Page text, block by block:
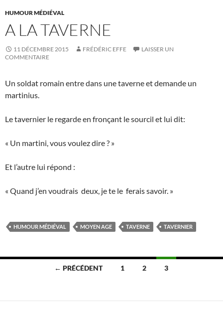
HUMOUR MÉDIÉVAL
A LA TAVERNE
11 DÉCEMBRE 2015 FRÉDÉRIC EFFE
LAISSER UN
COMMENTAIRE
Un soldat romain entre dans une taverne et demande un
martinius.
Le tavernier le regarde en fronçant le sourcil et lui dit:
« Un martini, vous voulez dire ? »
Et l’autre lui répond :
« Quand j’en voudrais deux, je te le ferais savoir. »
HUMOUR MÉDIÉVAL MOYEN AGE TAVERNE TAVERNIER
Navigation
articles
← PRÉCÉDENT 1 2 3